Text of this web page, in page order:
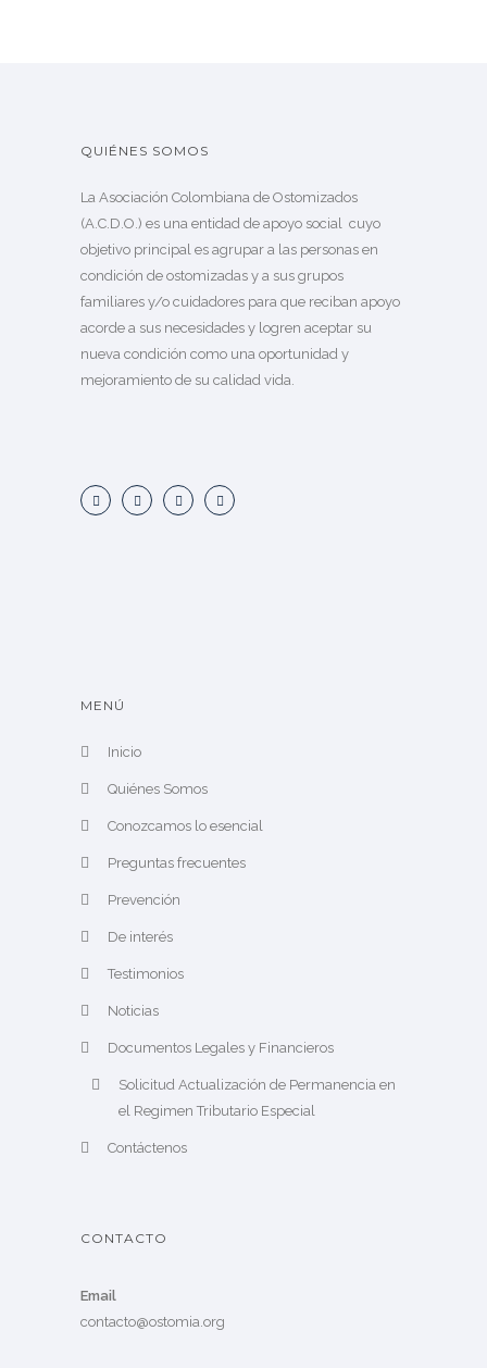
QUIÉNES SOMOS
La Asociación Colombiana de Ostomizados
(A.C.D.O.) es una entidad de apoyo social cuyo
objetivo principal es agrupar a las personas en
condición de ostomizadas y a sus grupos
familiares y/o cuidadores para que reciban apoyo
acorde a sus necesidades y logren aceptar su
nueva condición como una oportunidad y
mejoramiento de su calidad vida.
MENÚ
Inicio
Quiénes Somos
Conozcamos lo esencial
Preguntas frecuentes
Prevención
De interés
Testimonios
Noticias
Documentos Legales y Financieros
Solicitud Actualización de Permanencia en
el Regimen Tributario Especial
Contáctenos
CONTACTO
Email
contacto@ostomia.org